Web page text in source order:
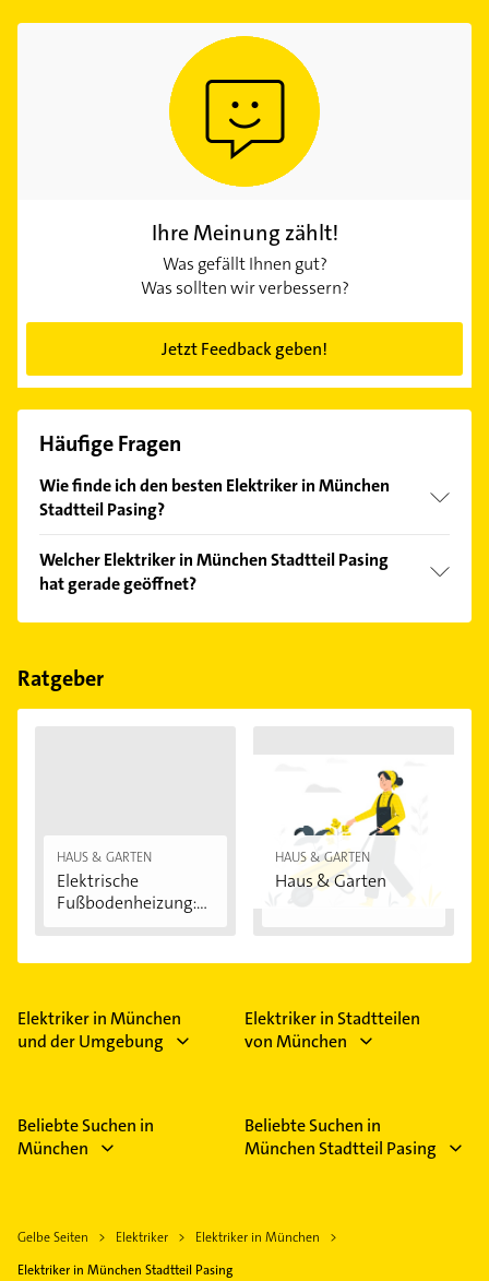
Ihre Meinung zählt!
Was gefällt Ihnen gut?
Was sollten wir verbessern?
Jetzt Feedback geben!
Häufige Fragen
Wie finde ich den besten Elektriker in München
Stadtteil Pasing?
Kundenmeinungen und profitieren Sie von den
Empfehlungen. Die Suchergebnisse können Sie sich
einfach nachBewertungensortiert anzeigen lassen.
Welcher Elektriker in München Stadtteil Pasing
hat gerade geöffnet?
Im Anbieter-Bereich finden Sie alleÖffnungszeiten.
Feiertagen abweichen können.
Ratgeber
HAUS & GARTEN
Elektrische
Fußbodenheizung:
HAUS & GARTEN
Haus & Garten
Elektriker in München
und der Umgebung
Elektriker in Stadtteilen
von München
Beliebte Suchen in
München
Beliebte Suchen in
München Stadtteil Pasing
Gelbe Seiten Elektriker
Elektriker in München
Elektriker in München Stadtteil Pasing